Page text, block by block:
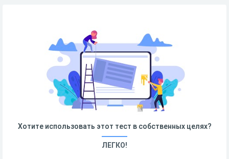
Хотите использовать этот тест в собственных целях?
ЛЕГКО!